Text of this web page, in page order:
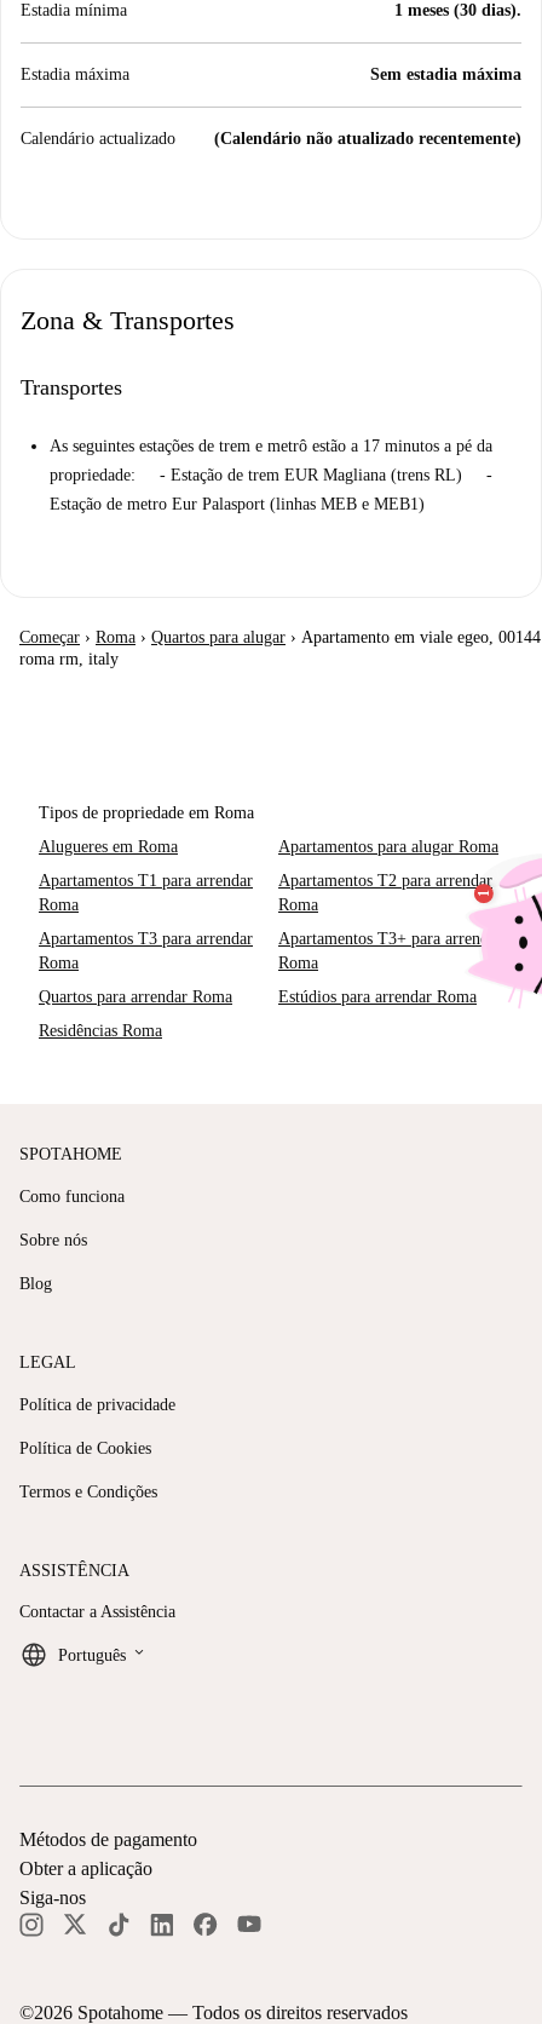
Estadia mínima 1 meses (30 dias).
Estadia máxima Sem estadia máxima
Calendário actualizado (Calendário não atualizado recentemente)
Zona & Transportes
Transportes
As seguintes estações de trem e metrô estão a 17 minutos a pé da
propriedade: - Estação de trem EUR Magliana (trens RL) -
Estação de metro Eur Palasport (linhas MEB e MEB1)
Começar › Roma › Quartos para alugar › Apartamento em viale egeo, 00144
roma rm, italy
Tipos de propriedade em Roma
Alugueres em Roma
Apartamentos para alugar Roma
Apartamentos T1 para arrendar
Roma
Apartamentos T2 para arrendar
Roma
Apartamentos T3 para arrendar
Roma
Apartamentos T3+ para arrendar
Roma
Quartos para arrendar Roma
Estúdios para arrendar Roma
Residências Roma
SPOTAHOME
Como funciona
Sobre nós
Blog
LEGAL
Política de privacidade
Política de Cookies
Termos e Condições
ASSISTÊNCIA
Contactar a Assistência
Português keyboard_arrow_down
©2026 Spotahome — Todos os direitos reservados
Métodos de pagamento
Obter a aplicação
Siga-nos